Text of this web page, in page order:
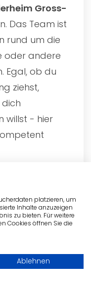
Gross-
Das Team ist
rund um die
oder andere
Egal, ob du
ziehst,
willst - hier
platzieren, um
Inhalte anzuzeigen
zu bieten. Für weitere
Cookies öffnen Sie die
Ablehnen